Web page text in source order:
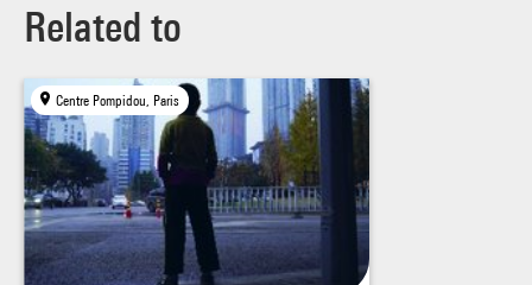
Related to
Centre Pompidou, Paris